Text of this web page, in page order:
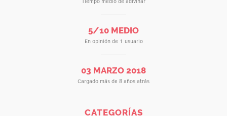
5/10 MEDIO
En opinión de 1 usuario
03 MARZO 2018
Cargado más de 8 años atrás
CATEGORÍAS